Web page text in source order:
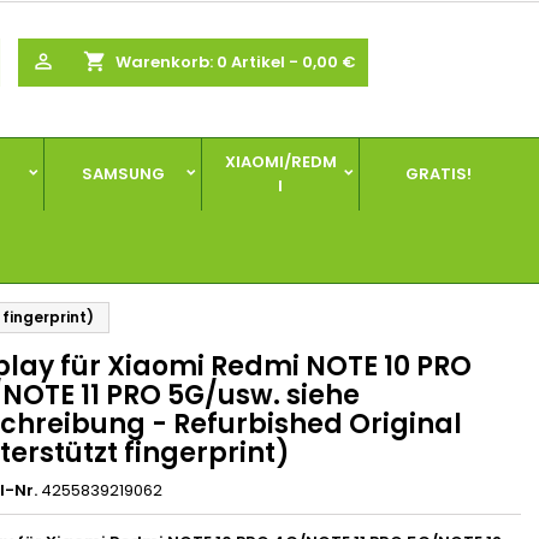
 shopping_cart Warenkorb: 0 Artikel - 0,00 €
SAMSUNG
XIAOMI/REDM
I
GRATIS!
fingerprint)
für Xiaomi Redmi NOTE 10 PRO
11 PRO 5G/usw. siehe
- Refurbished Original
fingerprint)
Nr. 4255839219062